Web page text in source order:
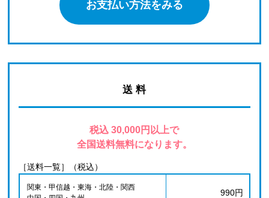
お支払い方法をみる
送 料
税込 30,000円以上で
全国送料無料になります。
［送料一覧］（税込）
関東・甲信越・東海・北陸・関西
990円